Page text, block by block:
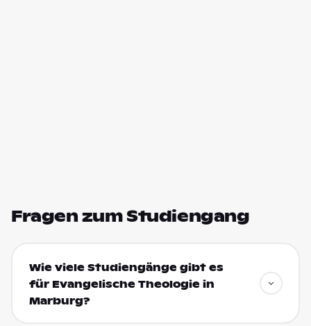
Fragen zum Studiengang
Wie viele Studiengänge gibt es
für Evangelische Theologie in
Marburg?